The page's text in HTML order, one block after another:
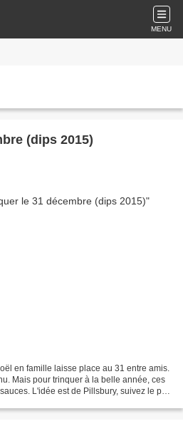
MENU
(dips 2015)
en famille laisse place au 31 entre amis.
Mais pour trinquer à la belle année, ces
L'idée est de Pillsbury, suivez le pas